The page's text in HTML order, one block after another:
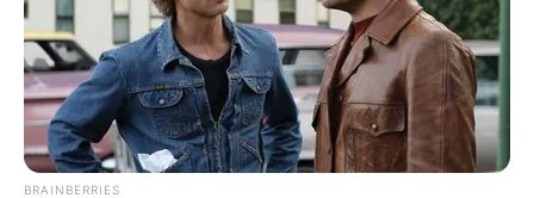
Bademöglichkeiten
Wandern
Kinoprogramm
Angebote für Behinderte
Aussichtstürme
BRAINBERRIES